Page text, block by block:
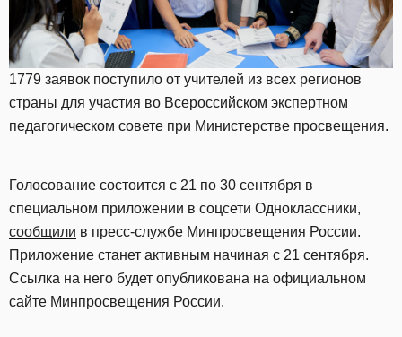
1779 заявок поступило от учителей из всех регионов
страны для участия во Всероссийском экспертном
педагогическом совете при Министерстве просвещения.
Голосование состоится с 21 по 30 сентября в
специальном приложении в соцсети Одноклассники,
сообщили в пресс-службе Минпросвещения России.
Приложение станет активным начиная с 21 сентября.
Ссылка на него будет опубликована на официальном
сайте Минпросвещения России.